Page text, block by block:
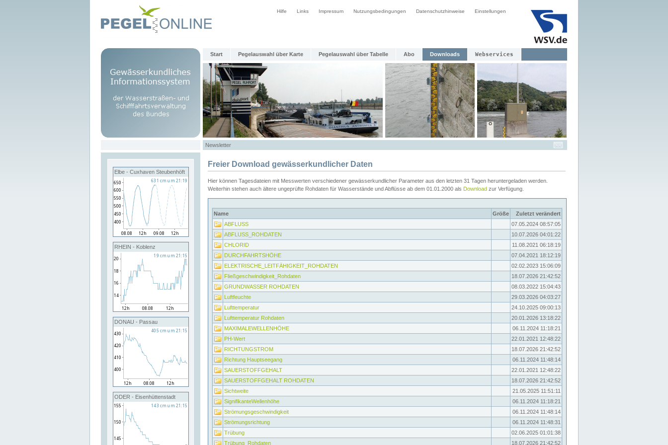
Hilfe Links Impressum Nutzungsbedingungen Datenschutzhinweise Einstellungen
Start Pegelauswahl über Karte Pegelauswahl über Tabelle Abo Downloads Webservices
Newsletter
Elbe - Cuxhaven Steubenhöft
RHEIN - Koblenz
DONAU - Passau
ODER - Eisenhüttenstadt
Freier Download gewässerkundlicher Daten
Hier können Tagesdateien mit Messwerten verschiedener gewässerkundlicher Parameter aus den letzten 31 Tagen heruntergeladen werden.
Weiterhin stehen auch ältere ungeprüfte Rohdaten für Wasserstände und Abflüsse ab dem 01.01.2000 als Download zur Verfügung.
Name Größe
Zuletzt verändert
ABFLUSS
07.05.2024 08:57:05
ABFLUSS_ROHDATEN
10.07.2026 04:01:22
CHLORID
11.08.2021 06:18:19
DURCHFAHRTSHÖHE
07.04.2021 18:12:19
ELEKTRISCHE_LEITFÄHIGKEIT_ROHDATEN
02.02.2023 15:06:09
Fließgeschwindigkeit_Rohdaten
18.07.2026 21:42:52
GRUNDWASSER ROHDATEN
08.03.2022 15:04:43
Luftfeuchte
29.03.2026 04:03:27
Lufttemperatur
24.10.2025 09:00:13
Lufttemperatur Rohdaten
20.01.2026 13:18:22
MAXIMALEWELLENHÖHE
06.11.2024 11:18:21
PH-Wert
22.01.2021 12:48:22
RICHTUNGSTROM
18.07.2026 21:42:52
Richtung Hauptseegang
06.11.2024 11:48:14
SAUERSTOFFGEHALT
22.01.2021 12:48:22
SAUERSTOFFGEHALT ROHDATEN
18.07.2026 21:42:52
Sichtweite
21.05.2025 11:51:11
SignifikanteWellenhöhe
06.11.2024 11:18:21
Strömungsgeschwindigkeit
06.11.2024 11:48:14
Strömungsrichtung
06.11.2024 11:48:31
Trübung
02.06.2025 01:01:38
Trübung_Rohdaten
18.07.2026 21:42:52